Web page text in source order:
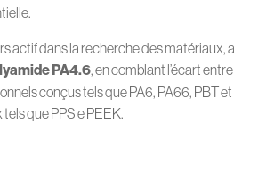
actif dans la recherche des matériaux, a
PA4.6, en comblant l’écart entre
conçus tels que PA6, PA66, PBT et
que PPS e PEEK.